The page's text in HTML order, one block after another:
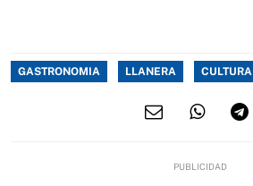
GASTRONOMIA LLANERA CULTURA